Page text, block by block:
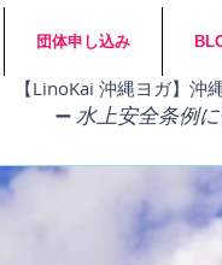
団体申し込み
【LinoKai 沖縄ヨガ】
➖水上安全条例